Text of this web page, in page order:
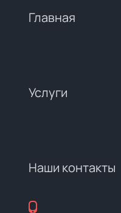
Главная
Услуги
Наши контакты